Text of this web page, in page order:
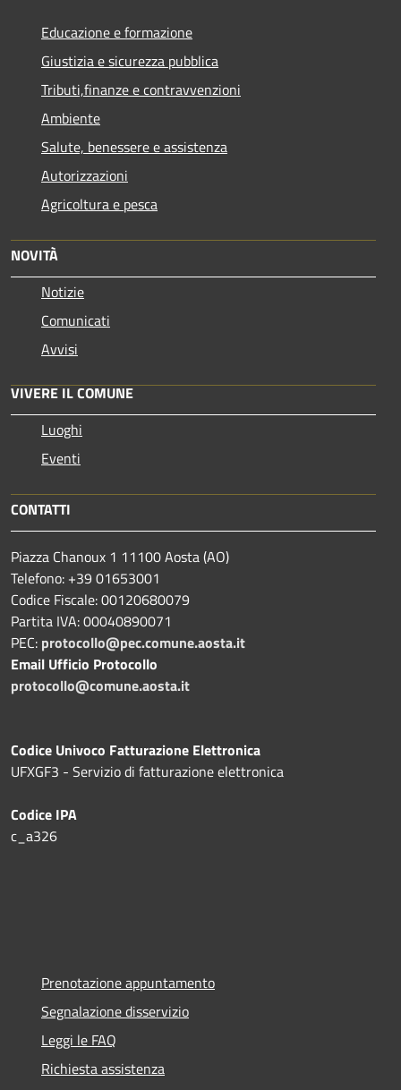
Educazione e formazione
Giustizia e sicurezza pubblica
Tributi,finanze e contravvenzioni
Ambiente
Salute, benessere e assistenza
Autorizzazioni
Agricoltura e pesca
NOVITÀ
Notizie
Comunicati
Avvisi
VIVERE IL COMUNE
Luoghi
Eventi
CONTATTI
Piazza Chanoux 1 11100 Aosta (AO)
Telefono: +39 01653001
Codice Fiscale: 00120680079
Partita IVA: 00040890071
PEC: protocollo@pec.comune.aosta.it
Email Ufficio Protocollo
protocollo@comune.aosta.it
Codice Univoco Fatturazione Elettronica
UFXGF3 - Servizio di fatturazione elettronica
Codice IPA
c_a326
Prenotazione appuntamento
Segnalazione disservizio
Leggi le FAQ
Richiesta assistenza